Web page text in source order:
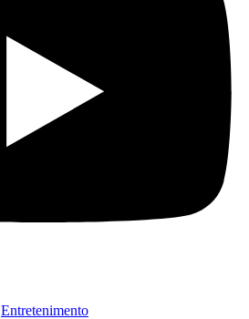
Entretenimento